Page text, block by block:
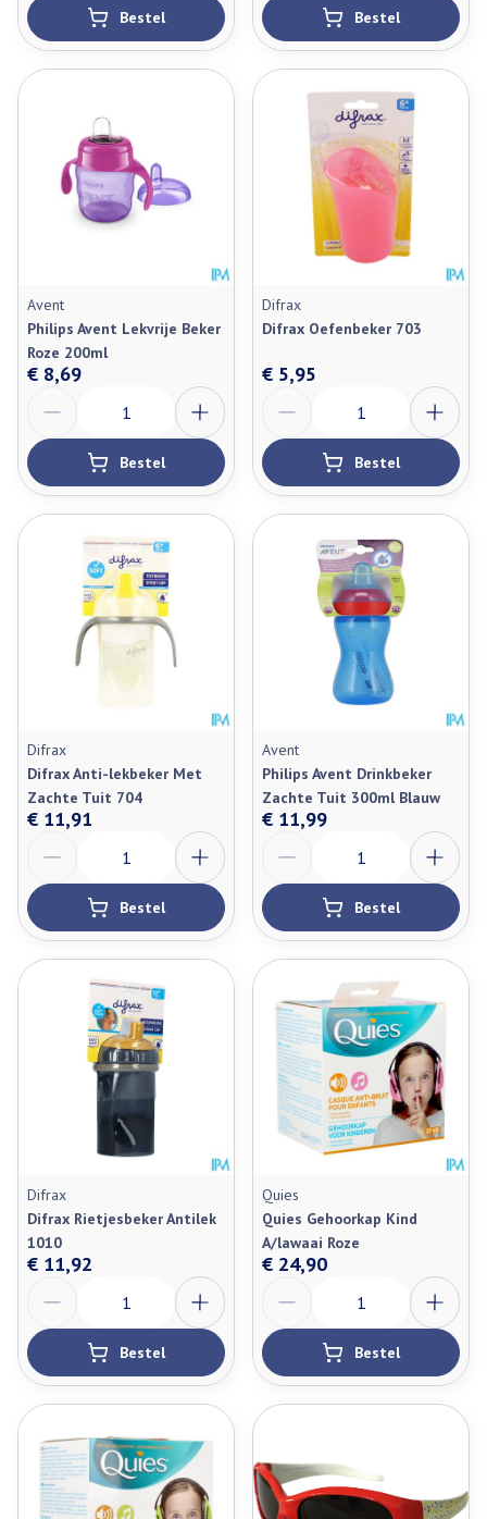
Bestel Bestel
Avent
Philips Avent Lekvrije Beker
Roze 200ml
€ 8,69
Bestel
Difrax
Difrax Oefenbeker 703
€ 5,95
Bestel
Difrax
Difrax Anti-lekbeker Met
Zachte Tuit 704
€ 11,91
Bestel
Avent
Philips Avent Drinkbeker
Zachte Tuit 300ml Blauw
€ 11,99
Bestel
Difrax
Difrax Rietjesbeker Antilek
1010
€ 11,92
Bestel
Quies
Quies Gehoorkap Kind
A/lawaai Roze
€ 24,90
Bestel